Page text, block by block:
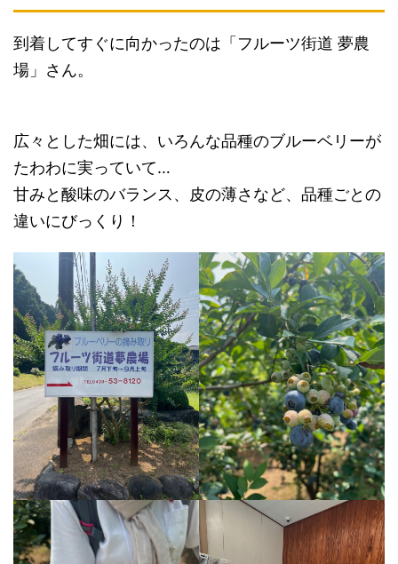
到着してすぐに向かったのは「フルーツ街道 夢農
場」さん。
広々とした畑には、いろんな品種のブルーベリーが
たわわに実っていて…
甘みと酸味のバランス、皮の薄さなど、品種ごとの
違いにびっくり！